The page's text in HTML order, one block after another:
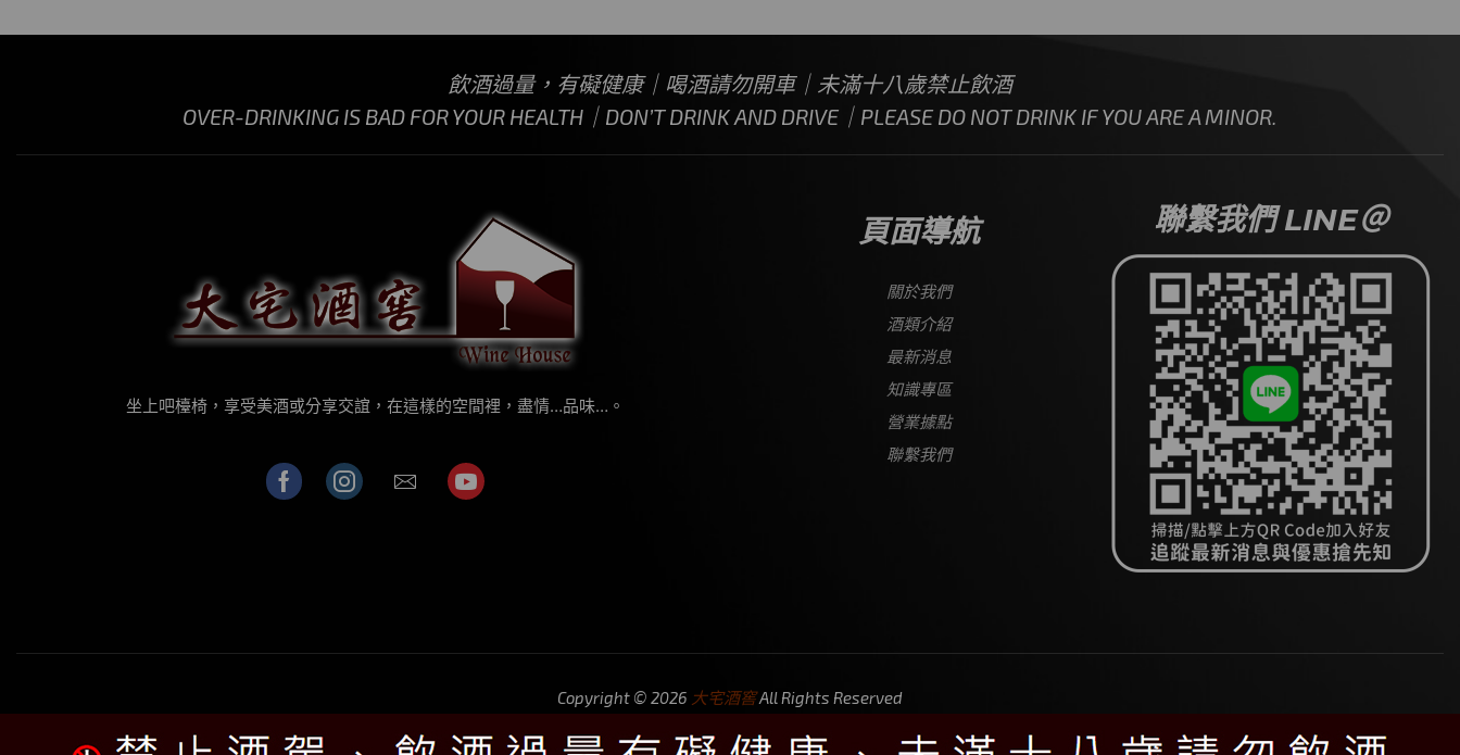
飲酒過量，有礙健康｜喝酒請勿開車｜未滿十八歲禁止飲酒
OVER-DRINKING IS BAD FOR YOUR HEALTH｜DON’T DRINK AND DRIVE｜PLEASE DO NOT DRINK IF YOU ARE A MINOR.
坐上吧檯椅，享受美酒或分享交誼，在這樣的空間裡，盡情…品味…。
頁面導航
關於我們
酒類介紹
最新消息
知識專區
營業據點
聯繫我們
聯繫我們 LINE＠
Copyright © 2026 大宅酒窖All Rights Reserved